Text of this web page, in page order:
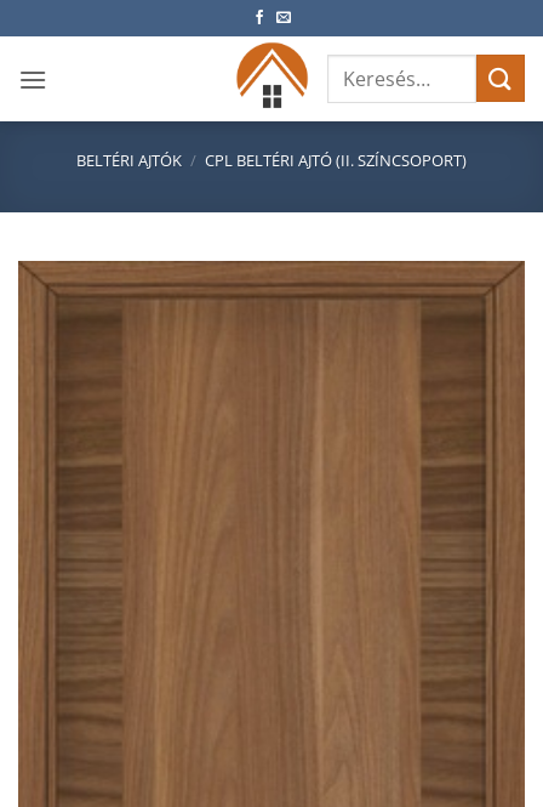
to
content
Keresés
következőre:
BELTÉRI AJTÓK / CPL BELTÉRI AJTÓ (II. SZÍNCSOPORT)